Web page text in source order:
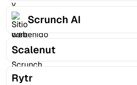
Scrunch AI
Scalenut
Rytr